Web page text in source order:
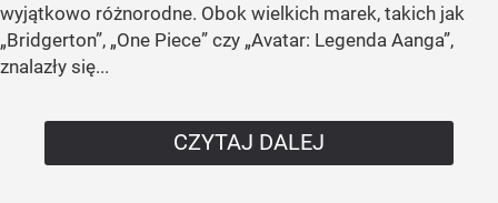
wyjątkowo różnorodne. Obok wielkich marek, takich jak
„Bridgerton”, „One Piece” czy „Avatar: Legenda Aanga”,
znalazły się...
CZYTAJ DALEJ